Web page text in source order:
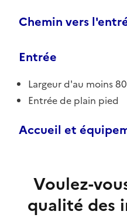
Chemin vers
Entrée
Largeur d'au moins
Entrée de plain pied
Accueil et
Voulez-
qualité des